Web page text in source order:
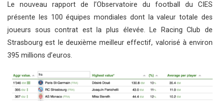
Le nouveau rapport de l’Observatoire du football du CIES
présente les 100 équipes mondiales dont la valeur totale des
joueurs sous contrat est la plus élevée. Le Racing Club de
Strasbourg est le deuxième meilleur effectif, valorisé à environ
395 millions d’euros.